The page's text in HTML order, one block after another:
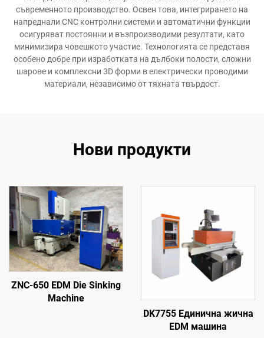
съвременното производство. Освен това, интегрирането на
напреднали CNC контролни системи и автоматични функции
осигуряват постоянни и възпроизводими резултати, като
минимизира човешкото участие. Технологията се представя
особено добре при изработката на дълбоки полости, сложни
шарове и комплексни 3D форми в електрически проводими
материали, независимо от тяхната твърдост.
Нови продукти
ZNC-650 EDM Die Sinking
Machine
DK7755 Единична жична
EDM машина